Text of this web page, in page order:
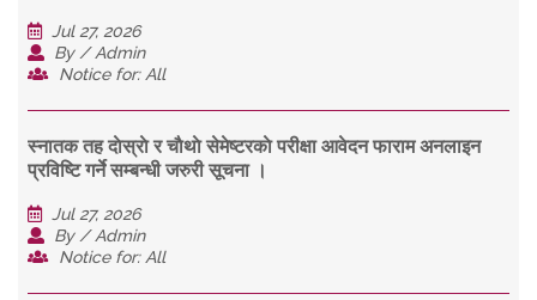
Jul 27, 2026
By / Admin
Notice for: All
स्नातक तह दाेस्राे र चाैथाे सेमेष्टरकाे परीक्षा आवेदन फाराम अनलाइन
प्रविष्टि गर्ने सम्बन्धी जरुरी सूचना ।
Jul 27, 2026
By / Admin
Notice for: All